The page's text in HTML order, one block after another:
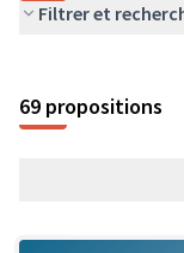
Filtrer et
69 propositions